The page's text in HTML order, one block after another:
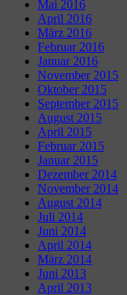
Mai 2016
April 2016
März 2016
Februar 2016
Januar 2016
November 2015
Oktober 2015
September 2015
August 2015
April 2015
Februar 2015
Januar 2015
Dezember 2014
November 2014
August 2014
Juli 2014
Juni 2014
April 2014
März 2014
Juni 2013
April 2013